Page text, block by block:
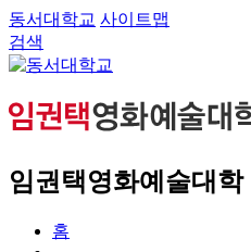
동서대학교 사이트맵
검색
임권택영화예술대
홈